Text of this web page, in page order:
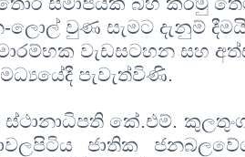
වුණ සැමට දැනුම්
වැඩසටහන සහ
පැවැත්විණි.
කේ.එම්.
ජාතික